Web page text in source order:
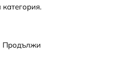
Продължи